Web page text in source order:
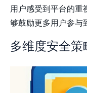
用户感受到平台的重
够鼓励更多用户参与
多维度安全策